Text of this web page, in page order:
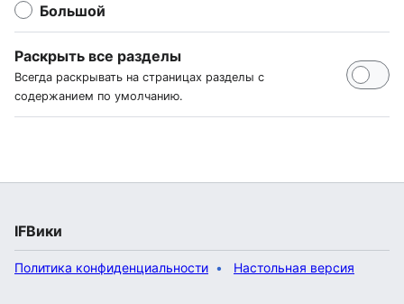
Большой
Раскрыть все разделы
Всегда раскрывать на страницах разделы с
содержанием по умолчанию.
IFВики
Политика конфиденциальности Настольная версия